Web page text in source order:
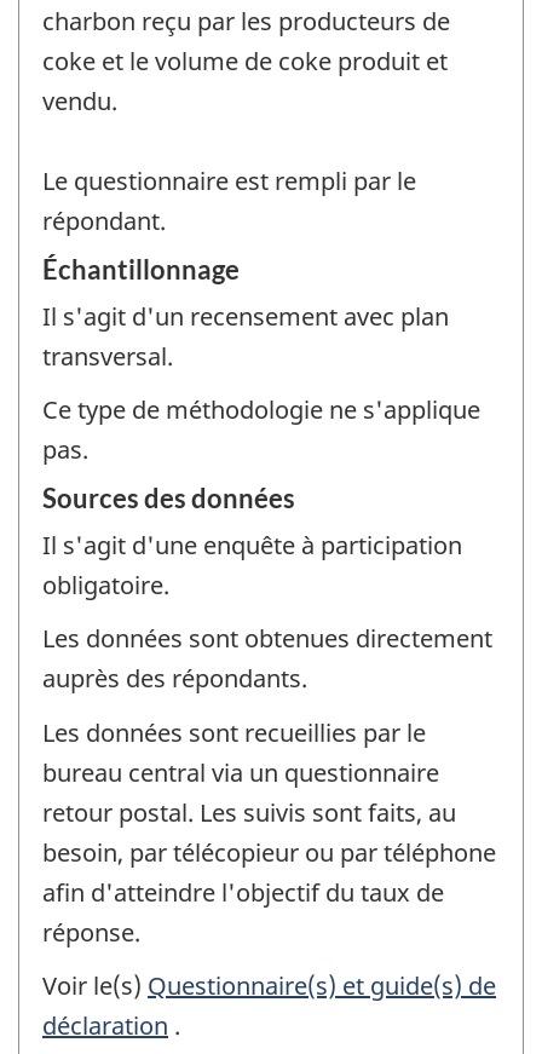
charbon reçu par les producteurs de
coke et le volume de coke produit et
vendu.
Le questionnaire est rempli par le
répondant.
Échantillonnage
Il s'agit d'un recensement avec plan
transversal.
Ce type de méthodologie ne s'applique
pas.
Sources des données
Il s'agit d'une enquête à participation
obligatoire.
Les données sont obtenues directement
auprès des répondants.
Les données sont recueillies par le
bureau central via un questionnaire
retour postal. Les suivis sont faits, au
besoin, par télécopieur ou par téléphone
afin d'atteindre l'objectif du taux de
réponse.
Voir le(s) Questionnaire(s) et guide(s) de
déclaration .